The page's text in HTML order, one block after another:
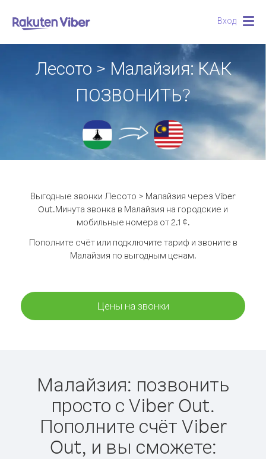
Вход
Лесото > Малайзия: КАК
ПОЗВОНИТЬ?
Выгодные звонки Лесото > Малайзия через Viber
Out.Минута звонка в Малайзия на городские и
мобильные номера от 2.1 ¢.
Пополните счёт или подключите тариф и звоните в
Малайзия по выгодным ценам.
Цены на звонки
Малайзия: позвонить
просто с Viber Out.
Пополните счёт Viber
Out, и вы сможете: